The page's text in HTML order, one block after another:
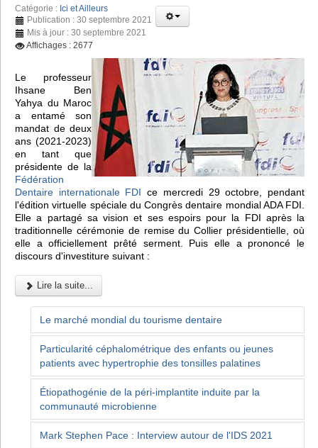
Catégorie : Ici et Ailleurs
Publication : 30 septembre 2021
Mis à jour : 30 septembre 2021
Affichages : 2677
Le professeur
Ihsane Ben
Yahya du Maroc
a entamé son
mandat de deux
ans (2021-2023)
en tant que
présidente de la
Fédération
Dentaire internationale FDI ce mercredi 29 octobre, pendant
l'édition virtuelle spéciale du Congrès dentaire mondial ADA FDI.
Elle a partagé sa vision et ses espoirs pour la FDI après la
traditionnelle cérémonie de remise du Collier présidentielle, où
elle a officiellement prêté serment. Puis elle a prononcé le
discours d'investiture suivant :
Lire la suite...
Le marché mondial du tourisme dentaire
Particularité céphalométrique des enfants ou jeunes
patients avec hypertrophie des tonsilles palatines
Étiopathogénie de la péri-implantite induite par la
communauté microbienne
Mark Stephen Pace : Interview autour de l'IDS 2021